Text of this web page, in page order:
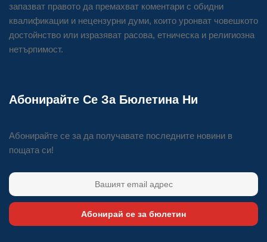
запазват правото да премахват коментари с обидни
квалификации и нецензурни думи, които уронват човешкото
достойнство или изразяват расова, етническа и религиозна
нетърпимост.
Абонирайте Се За Бюлетина Ни
Абонирайте се за да получавате последните новини в
пощата си!
Абонирай се за бюлетин